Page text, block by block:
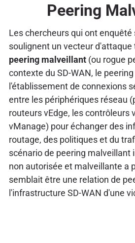
Peering
Les chercheurs qui ont enquêté
soulignent un vecteur d'attaque
peering malveillant(ou rogue
contexte du SD-WAN, le
l'établissement de connexions
entre les périphériques réseau
routeurs vEdge, les contrôleurs
vManage) pour échanger des
routage, des politiques et du
scénario de peering malveillant
non autorisée et malveillante a
semblait être une relation de
l'infrastructure SD-WAN d'une